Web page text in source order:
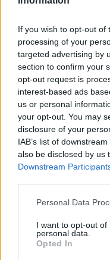
If you wish to opt-out of
processing of your
targeted advertising by
section to confirm your
opt-out request is
interest-based ads
us or personal
your opt-out. You may
disclosure of your
IAB’s list of
also be disclosed by us
Downstream
Personal Data
I want to opt-out
personal data.
Opted In
Holnapután